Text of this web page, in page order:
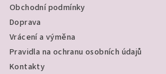
Obchodní podmínky
Doprava
Vrácení a výměna
Pravidla na ochranu osobních údajů
Kontakty